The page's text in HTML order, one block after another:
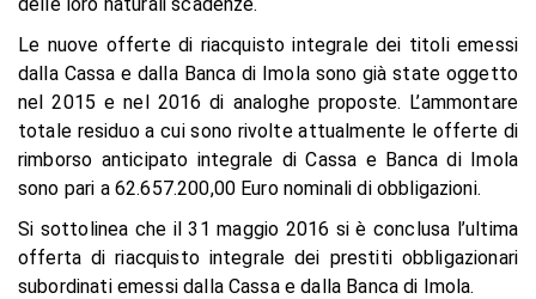
Le nuove offerte di riacquisto integrale dei titoli emessi
dalla Cassa e dalla Banca di Imola sono già state oggetto
nel 2015 e nel 2016 di analoghe proposte. L’ammontare
totale residuo a cui sono rivolte attualmente le offerte di
rimborso anticipato integrale di Cassa e Banca di Imola
sono pari a 62.657.200,00 Euro nominali di obbligazioni.
Si sottolinea che il 31 maggio 2016 si è conclusa l’ultima
offerta di riacquisto integrale dei prestiti obbligazionari
subordinati emessi dalla Cassa e dalla Banca di Imola.